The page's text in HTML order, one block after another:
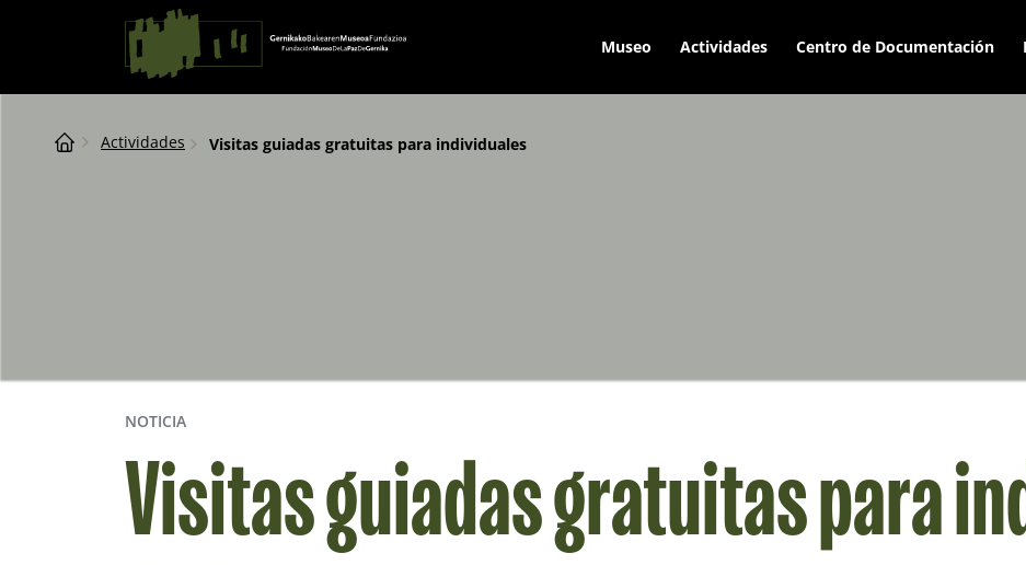
Saltar al contingut
Navegación principal
Museo Actividades Centro de Documentación
Breadcrumb
Actividades Visitas guiadas gratuitas para individuales
NOTICIA
Visitas guiadas gratuitas para